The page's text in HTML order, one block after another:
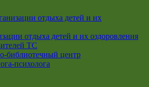
отдыха детей и их
отдыха детей и их оздоровления
ТС
библиотечный центр
психолога